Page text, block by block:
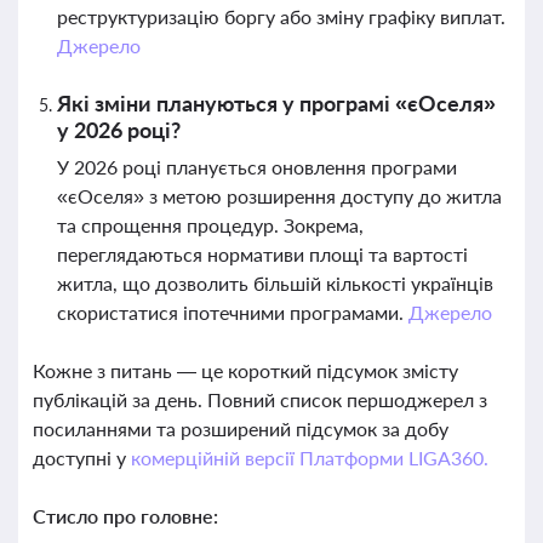
реструктуризацію боргу або зміну графіку виплат.
Джерело
Які зміни плануються у програмі «єОселя»
у 2026 році?
У 2026 році планується оновлення програми
«єОселя» з метою розширення доступу до житла
та спрощення процедур. Зокрема,
переглядаються нормативи площі та вартості
житла, що дозволить більшій кількості українців
скористатися іпотечними програмами. Джерело
Кожне з питань — це короткий підсумок змісту
публікацій за день. Повний список першоджерел з
посиланнями та розширений підсумок за добу
доступні у комерційній версії Платформи LIGA360.
Стисло про головне: